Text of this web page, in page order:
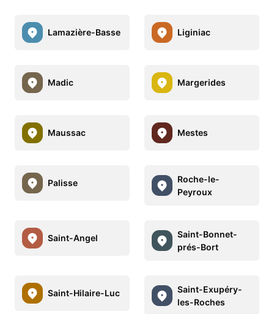
Lamazière-Basse Liginiac
Madic Margerides
Maussac Mestes
Palisse
Roche-le-
Peyroux
Saint-Angel
Saint-Bonnet-
prés-Bort
Saint-Hilaire-Luc
Saint-Exupéry-
les-Roches